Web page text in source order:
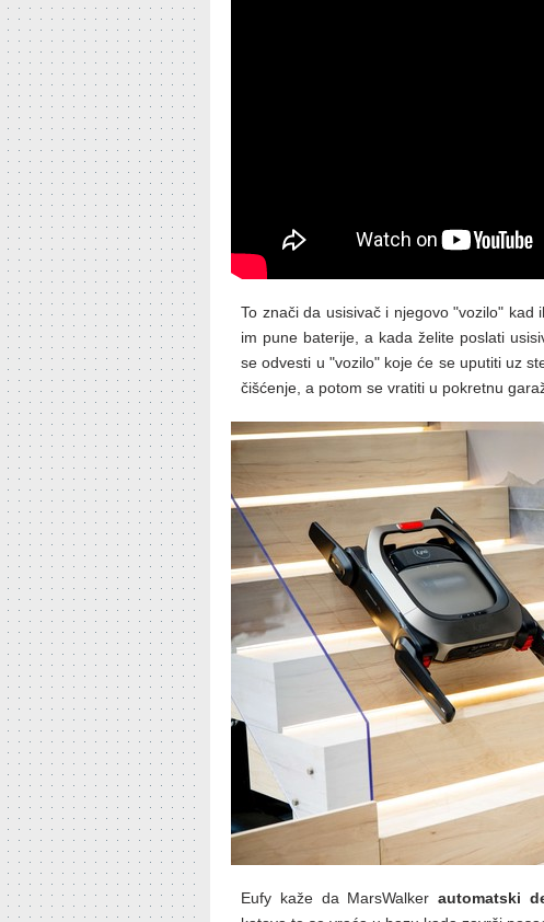
To znači da usisivač i njegovo "vozilo"
im pune baterije, a kada želite poslati
se odvesti u "vozilo" koje će se uputiti uz
čišćenje, a potom se vratiti u pokretnu
Eufy kaže da MarsWalkerautomatski